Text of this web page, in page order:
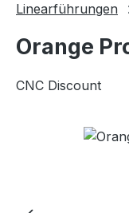
Linearführungen
Orange
CNC Discount
Bildergalerie